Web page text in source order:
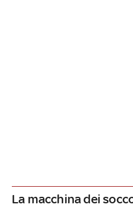
La macchina dei